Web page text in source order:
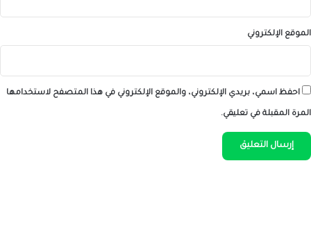
الموقع الإلكتروني
احفظ اسمي، بريدي الإلكتروني، والموقع الإلكتروني في هذا المتصفح لاستخدامها
المرة المقبلة في تعليقي.